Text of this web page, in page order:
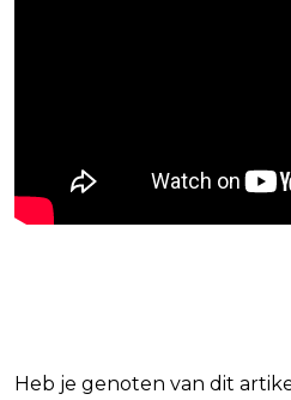
Heb je genoten van dit